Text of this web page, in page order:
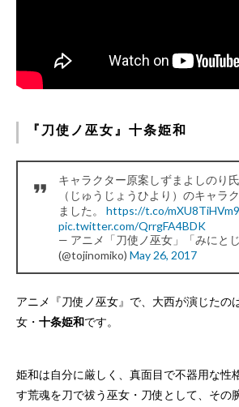
『刀使ノ巫女』十条姫和
キャラクター原案しずまよしのり
（じゅうじょうひより）のキャラ
ました。 https://t.co/mXU8TiHVm9
pic.twitter.com/QrrgFA4BDK
— アニメ「刀使ノ巫女」「みにと
(@tojinomiko) May 26, 2017
アニメ『刀使ノ巫女』で、大西が演じたの
女・ 十条姫和です。
姫和は自分に厳しく、真面目で不器用な性
す荒魂を刀で祓う巫女・刀使として、その